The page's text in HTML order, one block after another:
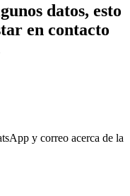
datos, esto
en contacto
y correo acerca de la